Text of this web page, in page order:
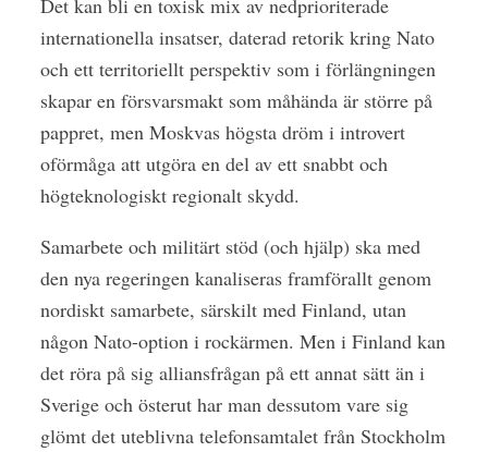
Det kan bli en toxisk mix av nedprioriterade
internationella insatser, daterad retorik kring Nato
och ett territoriellt perspektiv som i förlängningen
skapar en försvarsmakt som måhända är större på
pappret, men Moskvas högsta dröm i introvert
oförmåga att utgöra en del av ett snabbt och
högteknologiskt regionalt skydd.
Samarbete och militärt stöd (och hjälp) ska med
den nya regeringen kanaliseras framförallt genom
nordiskt samarbete, särskilt med Finland, utan
någon Nato-option i rockärmen. Men i Finland kan
det röra på sig alliansfrågan på ett annat sätt än i
Sverige och österut har man dessutom vare sig
glömt det uteblivna telefonsamtalet från Stockholm